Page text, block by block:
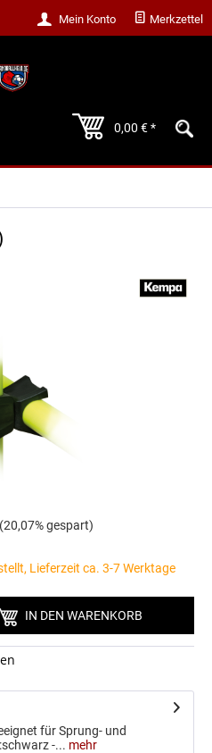
Merkzettel
Mein Konto
0,00 € *
Red Sparrows Socken
(20,07% gespart)
Lieferzeit ca. 3-7 Werktage
IN DEN WARENKORB
für Sprung- und
-... mehr